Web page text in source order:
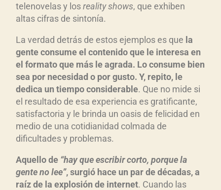
telenovelas y losreality shows, que exhiben
altas cifras de sintonía.
La verdad detrás de estos ejemplos es que la
gente consume el contenido que le interesa en
el formato que más le agrada. Lo consume bien
sea por necesidad o por gusto. Y, repito, le
dedica un tiempo considerable. Que no mide si
el resultado de esa experiencia es gratificante,
satisfactoria y le brinda un oasis de felicidad en
medio de una cotidianidad colmada de
dificultades y problemas.
Aquello de “hay que escribir corto, porque la
gente no lee”, surgió hace un par de décadas, a
raíz de la explosión de internet. Cuando las